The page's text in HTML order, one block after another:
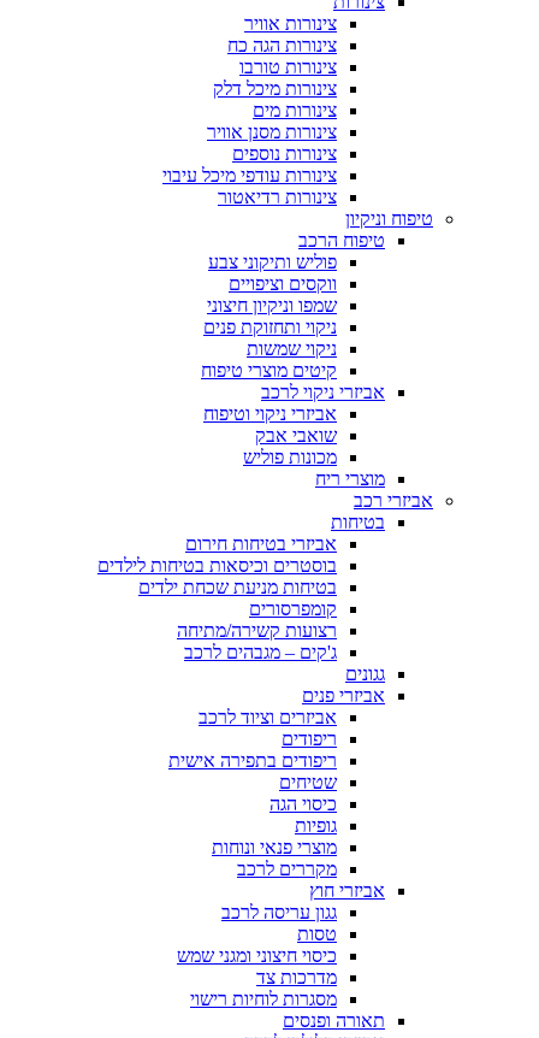
צינורות אוויר
צינורות הגה כח
צינורות טורבו
צינורות מיכל דלק
צינורות מים
צינורות מסנן אוויר
צינורות נוספים
צינורות עודפי מיכל עיבוי
צינורות רדיאטור
טיפוח וניקיון
טיפוח הרכב
פוליש ותיקוני צבע
ווקסים וציפויים
שמפו וניקיון חיצוני
ניקוי ותחזוקת פנים
ניקוי שמשות
קיטים מוצרי טיפוח
אביזרי ניקוי לרכב
אביזרי ניקוי וטיפוח
שואבי אבק
מכונות פוליש
מוצרי ריח
אביזרי רכב
בטיחות
אביזרי בטיחות חירום
בוסטרים וכיסאות בטיחות לילדים
בטיחות מניעת שכחת ילדים
קומפרסורים
רצועות קשירה/מתיחה
ג'קים – מגבהים לרכב
גגונים
אביזרי פנים
אביזרים וציוד לרכב
ריפודים
ריפודים בתפירה אישית
שטיחים
כיסוי הגה
גופיות
מוצרי פנאי ונוחות
מקררים לרכב
אביזרי חוץ
גגון עריסה לרכב
טסות
כיסוי חיצוני ומגני שמש
מדרכות צד
מסגרות לוחיות רישוי
תאורה ופנסים